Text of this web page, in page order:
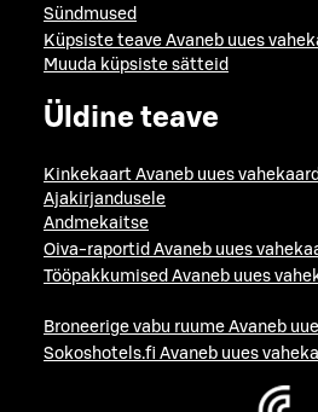
Sündmused
Küpsiste teave Avaneb uues
Muuda küpsiste sätteid
Üldine teave
Kinkekaart Avaneb uues
Ajakirjandusele
Andmekaitse
Oiva-raportid Avaneb uues
Tööpakkumised Avaneb uues
Broneerige vabu ruume Avaneb
Sokoshotels.fi Avaneb uues